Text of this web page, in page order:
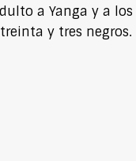
a Yanga y a los
y tres negros.